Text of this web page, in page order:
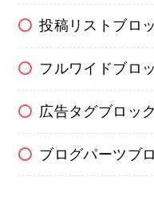
投稿リストブロ
フルワイドブロ
広告タグブロック
ブログパーツブ